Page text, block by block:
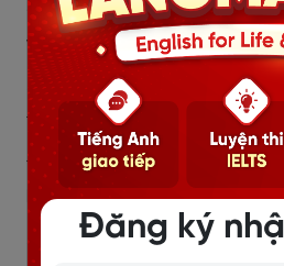
“Friendship is the only
world together.”
(Tình bạn là thứ xi măng duy
thế giới lại với nhau.)
11. Bậc thầy tâm linh Osho –
love.”
(Tình bạn là thứ tình yêu thuần
Đăng ký